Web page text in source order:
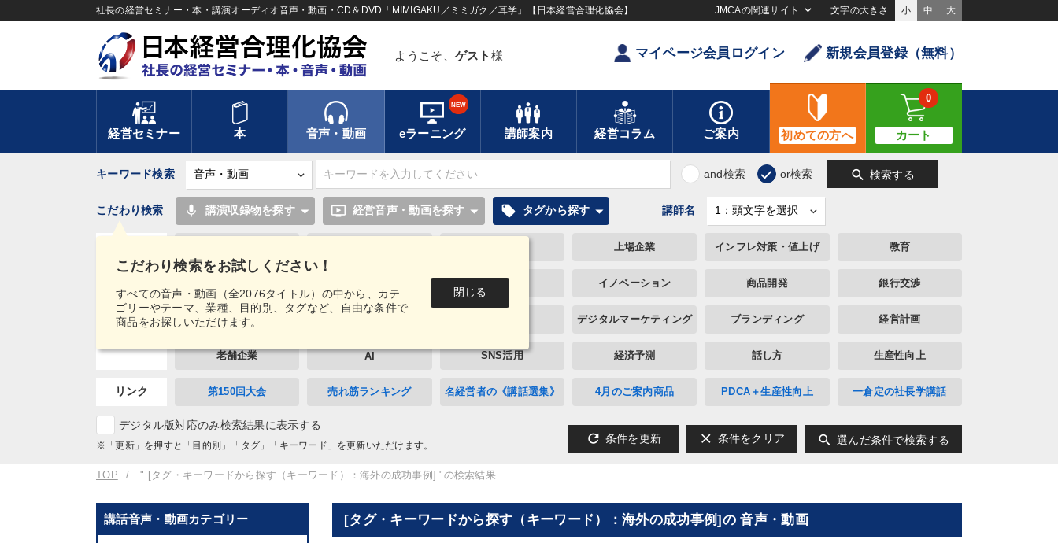
社長の経営セミナー・本・講演オーディオ音声・動画・CD＆DVD「MIMIGAKU／ミミガク／耳学」【日本経営合理化協会】 JMCAの関連サイト 文字の大きさ 小 中 大
ようこそ、 ゲスト 様 マイページ会員ログイン 新規会員登録（無料）
経営セミナー 本 音声・動画 eラーニング
NEW
講師案内 経営コラム ご案内 初めての方へ カート
0
キーワード検索 and検索 or検索 search 検索する
こだわり検索をお試しください！
すべての音声・動画（全2076タイトル）の中から、カテ
ゴリーやテーマ、業種、目的別、タグなど、自由な条件で
商品をお探しいただけます。
閉じる
こだわり検索 mic 講演収録物を探す ondemand_video 経営音声・動画を探す local_offer タグから探す 講師名
タグ・
キーワード
上場企業 インフレ対策・値上げ 教育
入門篇 イノベーション 商品開発 銀行交渉
会社を守る デジタルマーケティング ブランディング 経営計画
老舗企業 AI SNS活用 経済予測 話し方 生産性向上
リンク 第150回大会 売れ筋ランキング 名経営者の《講話選集》 4月のご案内商品 PDCA＋生産性向上 一倉定の社長学講話
デジタル版対応のみ検索結果に表示する
※「更新」を押すと「目的別」「タグ」「キーワード」を更新いただけます。 refresh 条件を更新 clear 条件をクリア search 選んだ条件で検索する
TOP " [タグ・キーワードから探す（キーワード）：海外の成功事例] "の検索結果
講話音声・動画カテゴリー [タグ・キーワードから探す（キーワード）：海外の成功事例]の 音声・動画